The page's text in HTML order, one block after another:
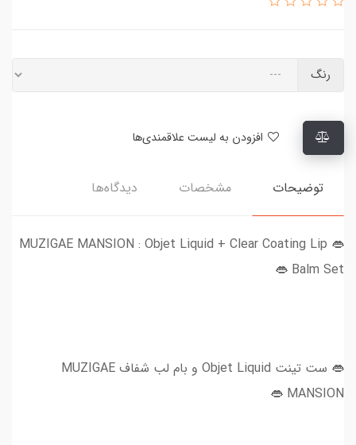
رنگ
توضیحات مشخصات دیدگاه‌ها
👄 MUZIGAE MANSION : Objet Liquid + Clear Coating Lip
Balm‌ Set 👄
👄 ست تینت Objet Liquid و بام لب شفاف MUZIGAE
MANSION 👄